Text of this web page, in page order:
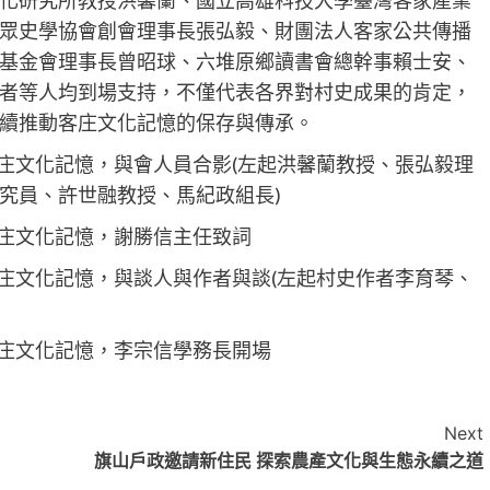
史學協會創會理事長張弘毅、財團法人客家公共傳播
金會理事長曾昭球、六堆原鄉讀書會總幹事賴士安、
等人均到場支持，不僅代表各界對村史成果的肯定，
推動客庄文化記憶的保存與傳承。
文化記憶，與會人員合影(左起洪馨蘭教授、張弘毅理
員、許世融教授、馬紀政組長)
文化記憶，謝勝信主任致詞
化記憶，與談人與作者與談(左起村史作者李育琴、
文化記憶，李宗信學務長開場
Next
旗山戶政邀請新住民 探索農產文化與生態永續之道